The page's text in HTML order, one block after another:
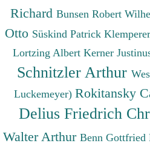
Richard Bunsen Robert
Otto Süskind Patrick
Lortzing Albert Kerner
Schnitzler Arthur
Luckemeyer) Rokitansky
Delius Friedrich
Walter Arthur Benn Gottfried